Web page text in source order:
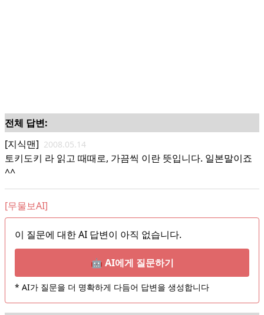
전체 답변:
[지식맨] 2008.05.14
토키도키 라 읽고 때때로, 가끔씩 이란 뜻입니다. 일본말이죠
^^
[무물보AI]
이 질문에 대한 AI 답변이 아직 없습니다.
🤖 AI에게 질문하기
* AI가 질문을 더 명확하게 다듬어 답변을 생성합니다